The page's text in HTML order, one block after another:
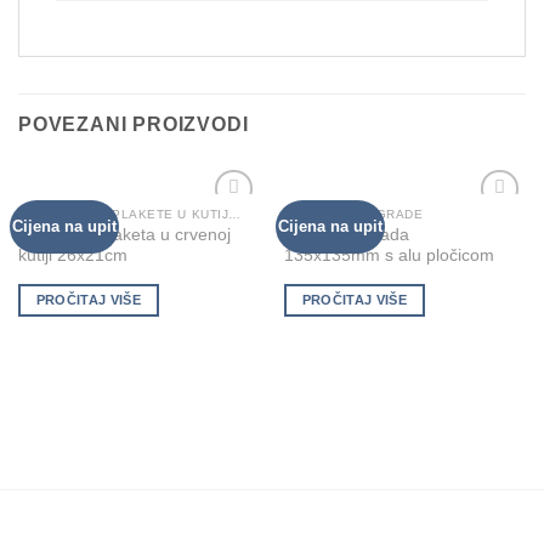
POVEZANI PROIZVODI
Cijena na upit
Add to
Wishlist
Gravirana plaketa u crvenoj
kutiji 26x21cm
PROČITAJ VIŠE
Cijena na upit
PLAKETE I NAGRADE
Drvena nagrada
135x135mm s alu pločicom
PROČITAJ VIŠE